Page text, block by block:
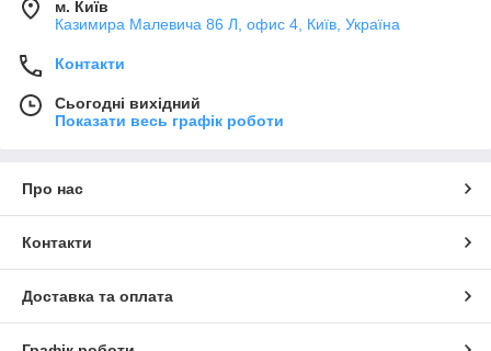
м. Київ
Казимира Малевича 86 Л, офис 4, Київ, Україна
Контакти
Сьогодні вихідний
Показати весь графік роботи
Про нас
Контакти
Доставка та оплата